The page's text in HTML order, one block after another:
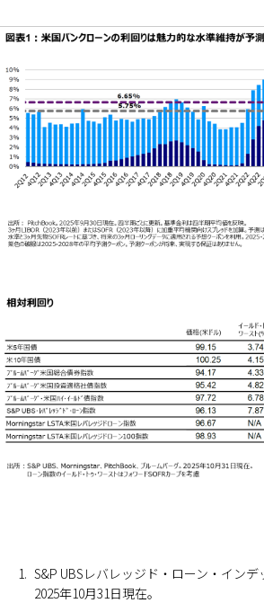
1. S&P UBSレバレッジド・ローン・インデ
2025年10月31日現在。